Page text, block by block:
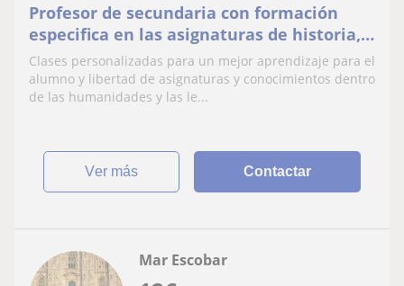
Profesor de secundaria con formación
especifica en las asignaturas de historia,
geografía y catalán.
Clases personalizadas para un mejor aprendizaje para el
alumno y libertad de asignaturas y conocimientos dentro
de las humanidades y las le...
ver más Contactar
Mar Escobar